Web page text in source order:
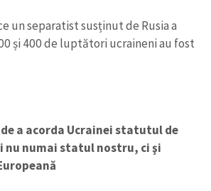
un separatist susținut de Rusia a
și 400 de luptători ucraineni au fost
a acorda Ucrainei statutul de
nu numai statul nostru, ci şi